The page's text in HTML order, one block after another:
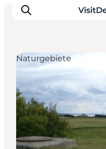
Inspiration
Regionen
Erlebnisse
Unterkünfte
Reiseplanung
Naturgebiete